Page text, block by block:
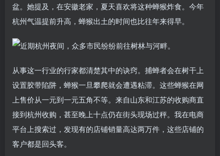
盆。她提及，在安徽老家，夏天喜欢将这种蝉猴炸食。今年
杭州气温提前升高，蝉猴出土的时间也比往年来得早。
从事这一行业的行家都清楚其中的诀窍。捕蝉者会在树干上
设置胶带陷阱，蝉猴一旦攀爬就会遭遇粘滞。这些蝉猴在网
上售价从一元到一元五角不等。来自山东和江苏的收购商直
接到杭州收购，甚至晚上十点仍在街头现场过秤。我在电商
平台上搜索过，发现有的店铺销量高达两万件，这些店铺的
客户都是回头客。